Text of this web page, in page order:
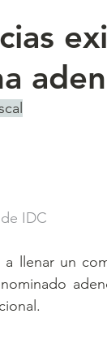
IDC
llenar un